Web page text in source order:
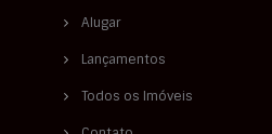
Alugar
Lançamentos
Todos os Imóveis